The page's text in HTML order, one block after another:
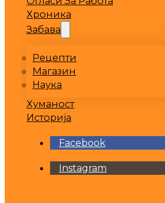
Хроника
Забава
Рецепти
Магазин
Наука
Хуманост
Историја
Facebook
Instagram